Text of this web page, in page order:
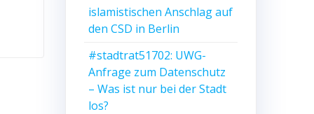
islamistischen Anschlag auf
den CSD in Berlin
#stadtrat51702: UWG-
Anfrage zum Datenschutz
– Was ist nur bei der Stadt
los?